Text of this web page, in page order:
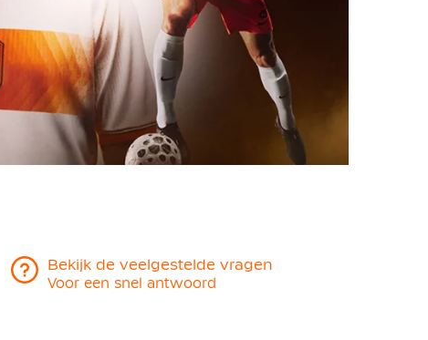
Bekijk de veelgestelde vragen
Voor een snel antwoord